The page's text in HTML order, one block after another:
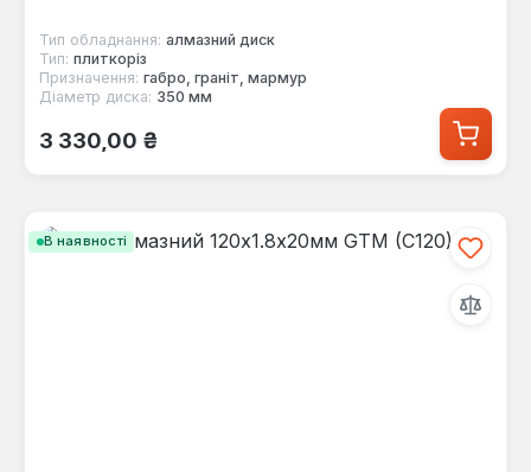
Тип обладнання: алмазний диск
Тип: плиткоріз
Призначення: габро, граніт, мармур
Діаметр диска: 350 мм
Звичайна ціна:
3 330,00 ₴
В наявності